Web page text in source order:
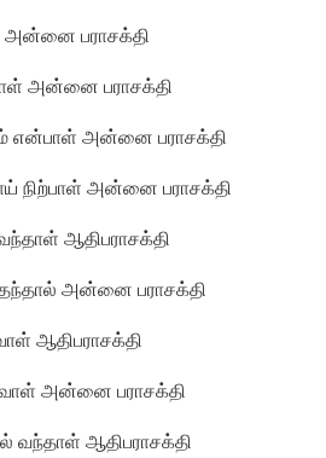
அன்னை பராசக்தி
அன்னை பராசக்தி
என்பாள் அன்னை பராசக்தி
நிற்பாள் அன்னை பராசக்தி
ஆதிபராசக்தி
அன்னை பராசக்தி
ஆதிபராசக்தி
அன்னை பராசக்தி
ஆதிபராசக்தி